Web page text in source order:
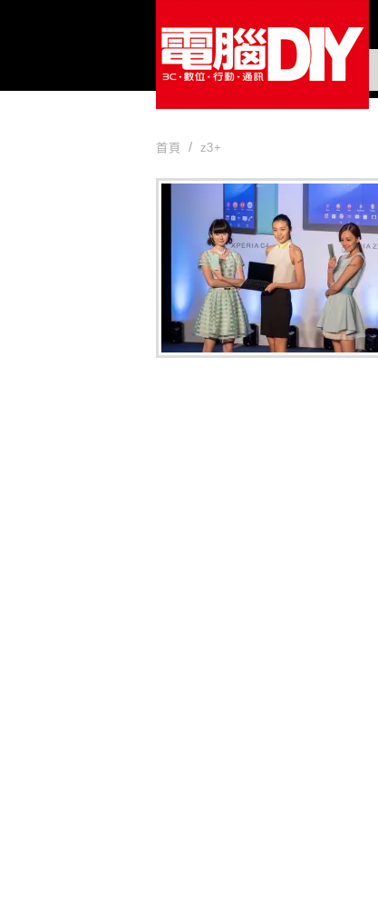
首頁 z3+